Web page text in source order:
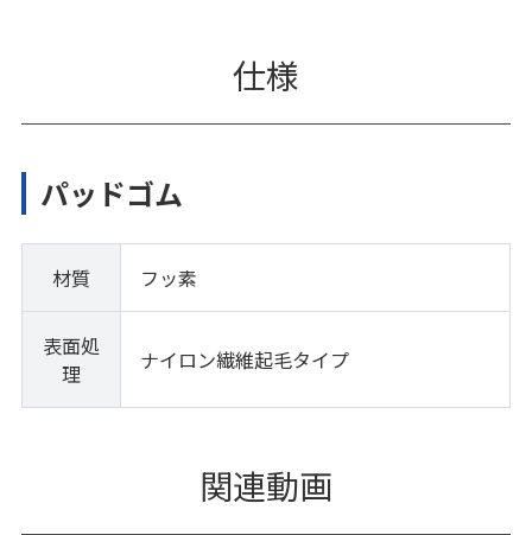
仕様
パッドゴム
材質 フッ素
表面処
理
ナイロン繊維起毛タイプ
関連動画